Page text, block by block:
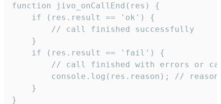
function jivo_onCallEnd(res) {
    if (res.result == 'ok') {
        // call finished successfully
    }
    if (res.result == 'fail') {
// call finished with errors or
console.log(res.reason); //
    }
}